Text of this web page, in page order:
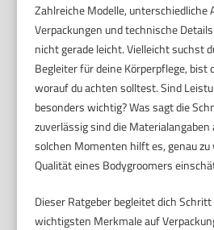
Zahlreiche Modelle, unterschiedliche
Verpackungen und technische
nicht gerade leicht. Vielleicht suchst
Begleiter für deine Körperpflege, bist
worauf du achten solltest. Sind
besonders wichtig? Was sagt die
zuverlässig sind die
solchen Momenten hilft es, genau
Qualität eines Bodygroomers
Dieser Ratgeber begleitet dich
wichtigsten Merkmale auf